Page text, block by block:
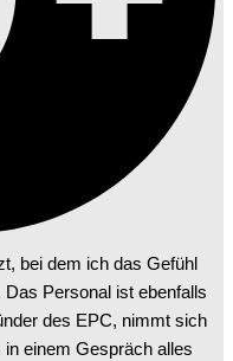
bei dem ich das Gefühl
Personal ist ebenfalls
des EPC, nimmt sich
einem Gespräch alles